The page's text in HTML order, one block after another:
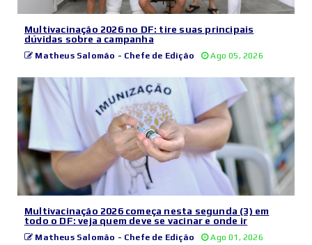
Multivacinação 2026 no DF: tire suas principais
dúvidas sobre a campanha
Matheus Salomão - Chefe de Edição Ago 05, 2026
Multivacinação 2026 começa nesta segunda (3) em
todo o DF: veja quem deve se vacinar e onde ir
Matheus Salomão - Chefe de Edição Ago 01, 2026